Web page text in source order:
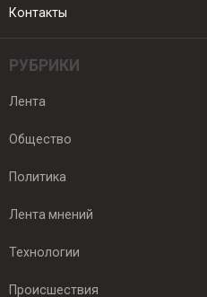
Контакты
РУБРИКИ
Лента
Общество
Политика
Лента мнений
Технологии
Происшествия